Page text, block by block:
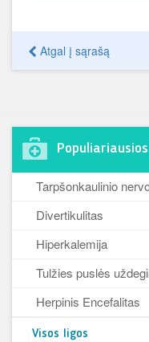
Atgal į sąrašą
Tarpšonkaulinio
Divertikulitas
Hiperkalemija
Tulžies puslės
Herpinis Encefalitas
Visos ligos